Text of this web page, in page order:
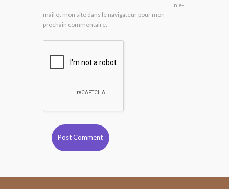
n e-
mail et mon site dans le navigateur pour mon
prochain commentaire.